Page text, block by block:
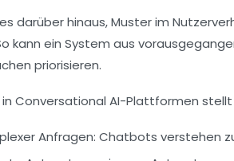
darüber hinaus, Muster im
kann ein System aus
priorisieren.
in Conversational AI-Plattformen
Anfragen: Chatbots verstehen